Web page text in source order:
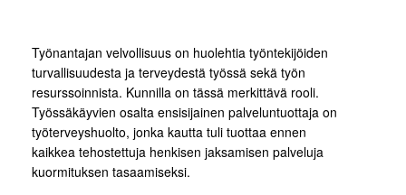
Työnantajan velvollisuus on huolehtia työntekijöiden
turvallisuudesta ja terveydestä työssä sekä työn
resurssoinnista. Kunnilla on tässä merkittävä rooli.
Työssäkäyvien osalta ensisijainen palveluntuottaja on
työterveyshuolto, jonka kautta tuli tuottaa ennen
kaikkea tehostettuja henkisen jaksamisen palveluja
kuormituksen tasaamiseksi.